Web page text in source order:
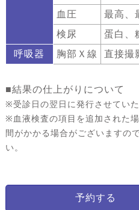
血圧
最高、
検尿
蛋白、
呼吸器
胸部Ｘ線 直接撮
■結果の仕上がりについて
※受診日の翌日に発行させてい
※血液検査の項目を追加された
間がかかる場合がございますの
い。
予約する